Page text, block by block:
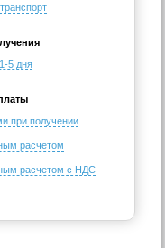
5 дня
при получении
расчетом
расчетом с НДС